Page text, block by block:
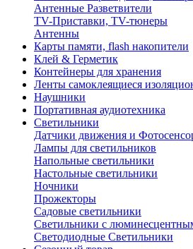
Антенные Разветвители
TV-Приставки, TV-тюнеры
Антенны
Карты памяти, flash накопители
Клей & Герметик
Контейнеры для хранения
Ленты самоклеящиеся
Наушники
Портативная аудиотехника
Светильники
Датчики движения и
Лампы для светильников
Напольные светильники
Настольные светильники
Ночники
Прожекторы
Садовые светильники
Светильники с
Светодиодные Светильники